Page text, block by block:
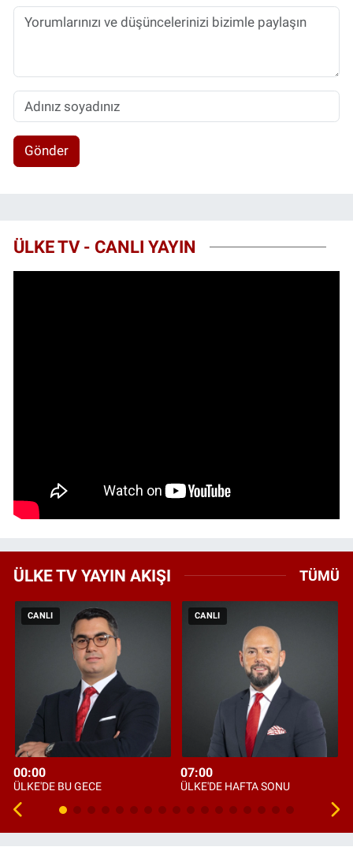
Gönder
ÜLKE TV - CANLI YAYIN
ÜLKE TV YAYIN AKIŞI TÜMÜ
CANLI
00:00
ÜLKE'DE BU GECE
CANLI
07:00
ÜLKE'DE HAFTA SONU